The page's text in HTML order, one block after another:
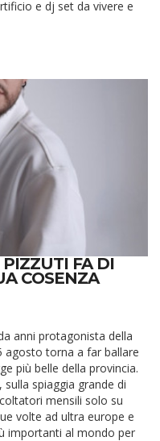
e dj set da vivere e
PIZZUTI FA DI
COSENZA
anni protagonista della
agosto torna a far ballare
più belle della provincia.
spiaggia grande di
mensili solo su
volte ad ultra europe e
importanti al mondo per